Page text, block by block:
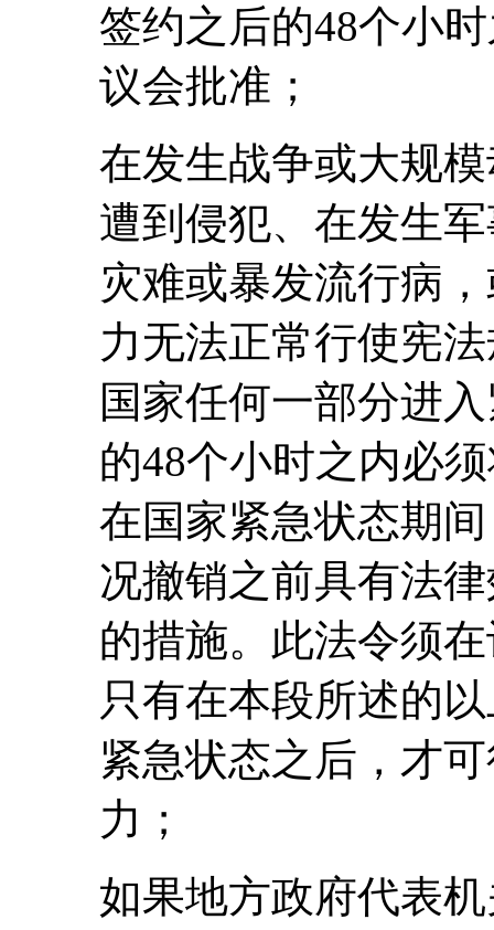
签约之后的48个小
议会批准；
在发生战争或大规
遭到侵犯、在发生
灾难或暴发流行病
力无法正常行使宪
国家任何一部分进
的48个小时之内必
在国家紧急状态期
况撤销之前具有法
的措施。此法令须
只有在本段所述的
紧急状态之后，才
力；
如果地方政府代表